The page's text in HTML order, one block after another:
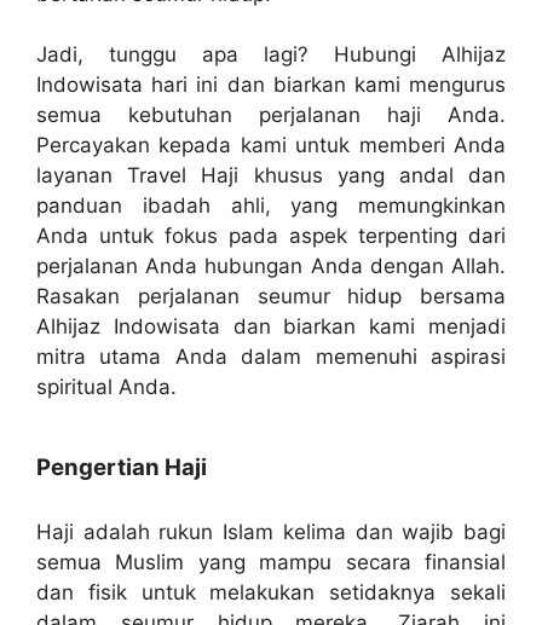
Jadi, tunggu apa lagi? Hubungi Alhijaz
Indowisata hari ini dan biarkan kami mengurus
semua kebutuhan perjalanan haji Anda.
Percayakan kepada kami untuk memberi Anda
layanan Travel Haji khusus yang andal dan
panduan ibadah ahli, yang memungkinkan
Anda untuk fokus pada aspek terpenting dari
perjalanan Anda hubungan Anda dengan Allah.
Rasakan perjalanan seumur hidup bersama
Alhijaz Indowisata dan biarkan kami menjadi
mitra utama Anda dalam memenuhi aspirasi
spiritual Anda.
Pengertian Haji
Haji adalah rukun Islam kelima dan wajib bagi
semua Muslim yang mampu secara finansial
dan fisik untuk melakukan setidaknya sekali